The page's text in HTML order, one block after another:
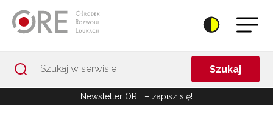
Szukaj
Newsletter ORE – zapisz się!